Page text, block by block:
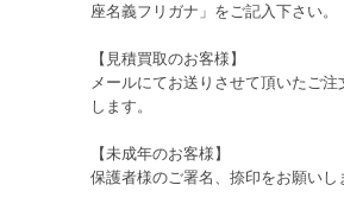
座名義フリガナ」をご記入下さい。
【見積買取のお客様】
メールにてお送りさせて頂いたご
します。
【未成年のお客様】
保護者様のご署名、捺印をお願いし